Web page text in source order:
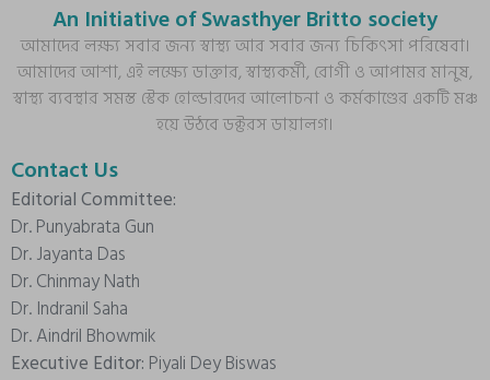
An Initiative of Swasthyer Britto society
আমাদের লক্ষ্য সবার জন্য স্বাস্থ্য আর সবার জন্য চিকিৎসা পরিষেবা।
আমাদের আশা, এই লক্ষ্যে ডাক্তার, স্বাস্থ্যকর্মী, রোগী ও আপামর মানুষ,
স্বাস্থ্য ব্যবস্থার সমস্ত স্টেক হোল্ডারদের আলোচনা ও কর্মকাণ্ডের একটি মঞ্চ
হয়ে উঠবে ডক্টরস ডায়ালগ।
Contact Us
Editorial Committee:
Dr. Punyabrata Gun
Dr. Jayanta Das
Dr. Chinmay Nath
Dr. Indranil Saha
Dr. Aindril Bhowmik
Executive Editor: Piyali Dey Biswas